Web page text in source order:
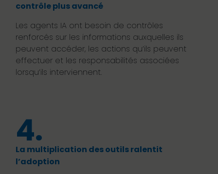
contrôle plus avancé
Les agents IA ont besoin de contrôles
renforcés sur les informations auxquelles ils
peuvent accéder, les actions qu’ils peuvent
effectuer et les responsabilités associées
lorsqu’ils interviennent.
4.
La multiplication des outils ralentit
l’adoption